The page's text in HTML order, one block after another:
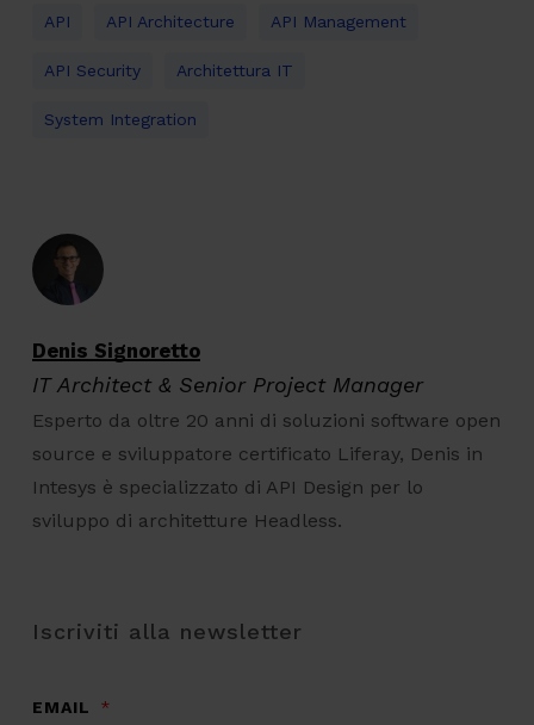
API API Architecture API Management
API Security Architettura IT
System Integration
Denis Signoretto
IT Architect & Senior Project Manager
Esperto da oltre 20 anni di soluzioni software open
source e sviluppatore certificato Liferay, Denis in
Intesys è specializzato di API Design per lo
sviluppo di architetture Headless.
Iscriviti alla newsletter
EMAIL *